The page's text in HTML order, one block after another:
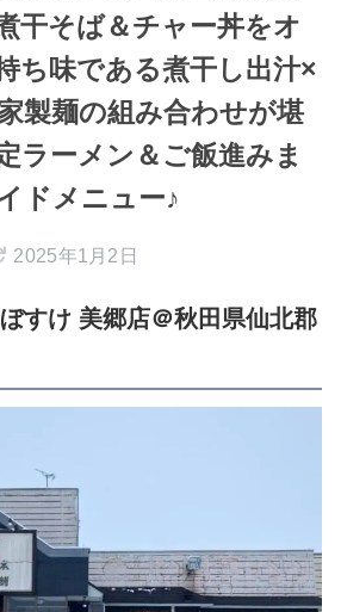
干そば＆チャー丼をオ
ち味である煮干し出汁×
製麺の組み合わせが堪
ラーメン＆ご飯進みま
ドメニュー♪
2025年1月2日
すけ 美郷店＠秋田県仙北郡